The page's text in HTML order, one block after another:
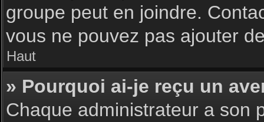
groupe peut en joindre.
vous ne pouvez pas ajouter
Haut
» Pourquoi ai-je reçu un
Chaque administrateur a son